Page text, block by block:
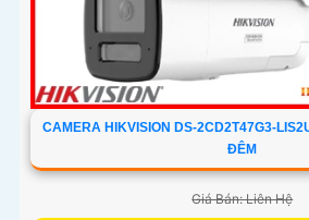
CAMERA HIKVISION DS-2CD2T47G3-
ĐÊM
Giá Bán: Liên Hệ